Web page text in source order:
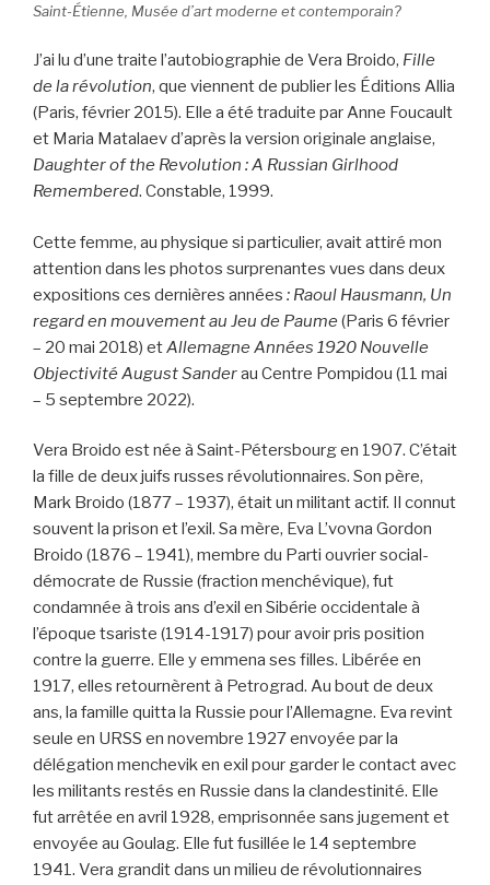
Saint-Étienne, Musée d’art moderne et contemporain?
J’ai lu d’une traite l’autobiographie de Vera Broido, Fille
de la révolution, que viennent de publier les Éditions Allia
(Paris, février 2015). Elle a été traduite par Anne Foucault
et Maria Matalaev d’après la version originale anglaise,
Daughter of the Revolution : A Russian Girlhood
Remembered. Constable, 1999.
Cette femme, au physique si particulier, avait attiré mon
attention dans les photos surprenantes vues dans deux
expositions ces dernières années : Raoul Hausmann, Un
regard en mouvement au Jeu de Paume (Paris 6 février
– 20 mai 2018) etAllemagne Années 1920 Nouvelle
Objectivité August Sanderau Centre Pompidou (11 mai
– 5 septembre 2022).
Vera Broido est née à Saint-Pétersbourg en 1907. C’était
la fille de deux juifs russes révolutionnaires. Son père,
Mark Broido (1877 – 1937), était un militant actif. Il connut
souvent la prison et l’exil. Sa mère, Eva L’vovna Gordon
Broido (1876 – 1941), membre du Parti ouvrier social-
démocrate de Russie (fraction menchévique), fut
condamnée à trois ans d’exil en Sibérie occidentale à
l’époque tsariste (1914-1917) pour avoir pris position
contre la guerre. Elle y emmena ses filles. Libérée en
1917, elles retournèrent à Petrograd. Au bout de deux
ans, la famille quitta la Russie pour l’Allemagne. Eva revint
seule en URSS en novembre 1927 envoyée par la
délégation menchevik en exil pour garder le contact avec
les militants restés en Russie dans la clandestinité. Elle
fut arrêtée en avril 1928, emprisonnée sans jugement et
envoyée au Goulag. Elle fut fusillée le 14 septembre
1941. Vera grandit dans un milieu de révolutionnaires